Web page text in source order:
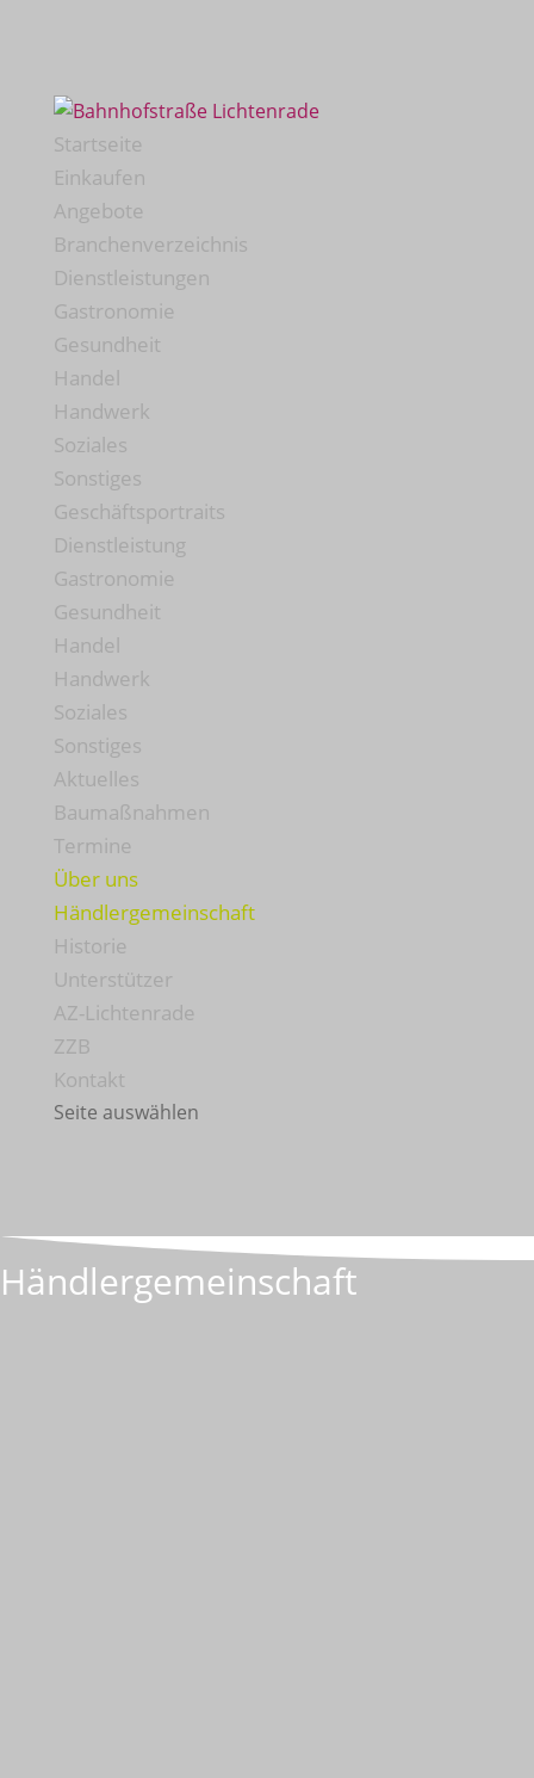
Startseite
Einkaufen
Angebote
Branchenverzeichnis
Dienstleistungen
Gastronomie
Gesundheit
Handel
Handwerk
Soziales
Sonstiges
Geschäftsportraits
Dienstleistung
Gastronomie
Gesundheit
Handel
Handwerk
Soziales
Sonstiges
Aktuelles
Baumaßnahmen
Termine
Über uns
Händlergemeinschaft
Historie
Unterstützer
AZ-Lichtenrade
ZZB
Kontakt
Seite auswählen
Händlergemeinschaft